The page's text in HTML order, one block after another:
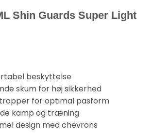
Shin Guards Super Light
beskyttelse
skum for høj sikkerhed
for optimal pasform
kamp og træning
design med chevrons